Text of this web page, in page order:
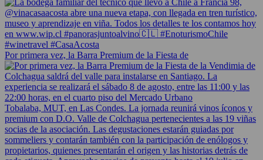
Por primera vez, la Barra Premium de la Fiesta de